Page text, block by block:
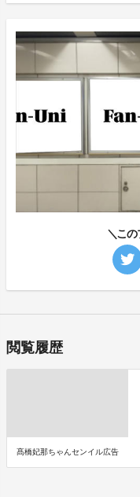
＼この
閲覧履歴
髙橋妃那ちゃんセンイル広告